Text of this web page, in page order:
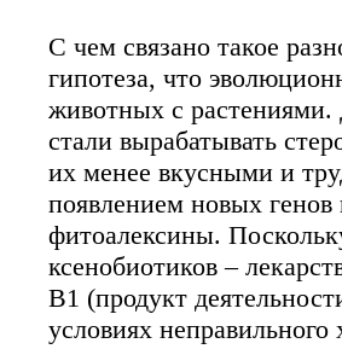
С чем связано такое
гипотеза, что
животных с
стали вырабатывать
их менее вкусными и
появлением новых
фитоалексины.
ксенобиотиков –
В1 (продукт
условиях